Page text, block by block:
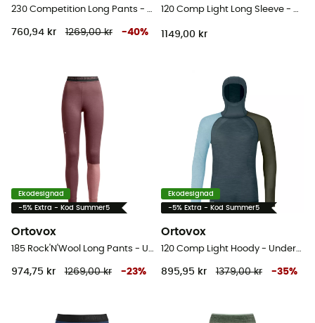
230 Competition Long Pants - Underställ Herr
760,94 kr 1269,00 kr -40%
120 Comp Light Long Sleeve - Underställ merinoull Herr
1149,00 kr
Ekodesignad
-5% Extra - Kod Summer5
Ortovox
185 Rock'N'Wool Long Pants - Underställ Dam
974,75 kr 1269,00 kr -23%
Ekodesignad
-5% Extra - Kod Summer5
Ortovox
120 Comp Light Hoody - Underställ merinoull - Herr
895,95 kr 1379,00 kr -35%